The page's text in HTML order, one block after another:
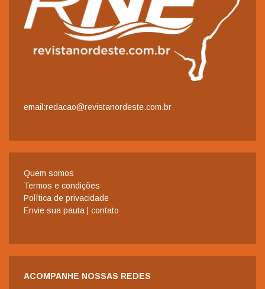
email:redacao@revistanordeste.com.br
Quem somos
Termos e condições
Política de privacidade
Envie sua pauta | contato
ACOMPANHE NOSSAS REDES